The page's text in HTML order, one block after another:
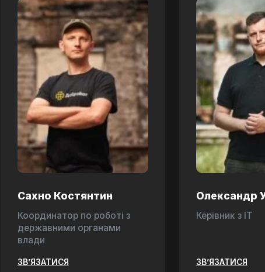
Сахно Костянтин
Координатор по роботі з
державними органами
влади
ЗВ’ЯЗАТИСЯ
Олександр
Керівник з ІТ
ЗВ’ЯЗАТИСЯ